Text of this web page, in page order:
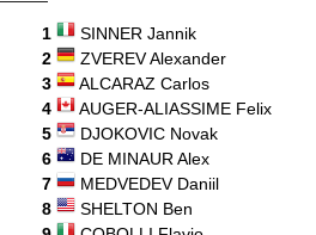
Comme Carlos Alcaraz, Holger Rune
ATP - Montréal
Daniil Medvedev après son échec : "Il
1 SINNER Jannik
2
ZVEREV Alexander
3
ALCARAZ Carlos
4
AUGER-ALIASSIME Felix
5
DJOKOVIC Novak
6
DE MINAUR Alex
7
MEDVEDEV Daniil
8
SHELTON Ben